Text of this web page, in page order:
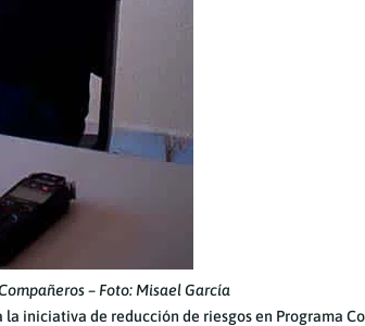
– Foto: Misael García
la iniciativa de reducción de riesgos en Programa